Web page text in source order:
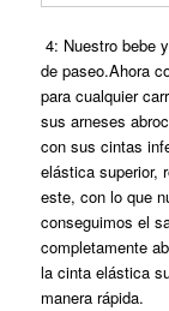
4: Nuestro bebe
de paseo.Ahora
para cualquier
sus arneses
con sus cintas
elástica superior,
este, con lo que
conseguimos el
completamente
la cinta elástica
manera rápida.